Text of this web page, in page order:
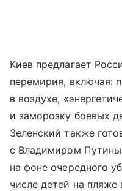
Киев предлагает
перемирия, включая:
в воздухе,
и заморозку боевых
Зеленский также
с Владимиром
на фоне очередного
числе детей на